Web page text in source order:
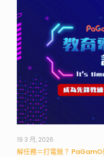
19 3 月, 2026
解任務＝打電競？ PaGamO